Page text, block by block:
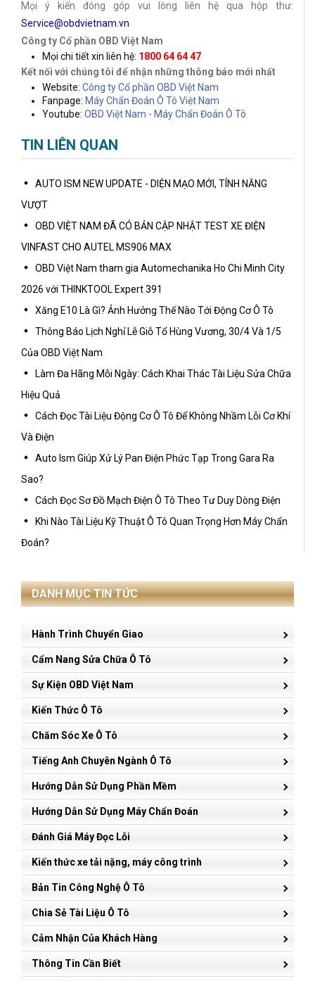
Mọi ý kiến đóng góp vui lòng liên hệ qua hộp thư:
Service@obdvietnam.vn
Công ty Cổ phần OBD Việt Nam
Mọi chi tiết xin liên hệ: 1800 64 64 47
Kết nối với chúng tôi để nhận những thông báo mới nhất
Website: Công ty Cổ phần OBD Việt Nam
Fanpage: Máy Chẩn Đoán Ô Tô Việt Nam
Youtube: OBD Việt Nam - Máy Chẩn Đoán Ô Tô
TIN LIÊN QUAN
AUTO ISM NEW UPDATE - DIỆN MẠO MỚI, TÍNH NĂNG
VƯỢT
OBD VIỆT NAM ĐÃ CÓ BẢN CẬP NHẬT TEST XE ĐIỆN
VINFAST CHO AUTEL MS906 MAX
OBD Việt Nam tham gia Automechanika Ho Chi Minh City
2026 với THINKTOOL Expert 391
Xăng E10 Là Gì? Ảnh Hưởng Thế Nào Tới Động Cơ Ô Tô
Thông Báo Lịch Nghỉ Lễ Giỗ Tổ Hùng Vương, 30/4 Và 1/5
Của OBD Việt Nam
Làm Đa Hãng Mỗi Ngày: Cách Khai Thác Tài Liệu Sửa Chữa
Hiệu Quả
Cách Đọc Tài Liệu Động Cơ Ô Tô Để Không Nhầm Lỗi Cơ Khí
Và Điện
Auto Ism Giúp Xử Lý Pan Điện Phức Tạp Trong Gara Ra
Sao?
Cách Đọc Sơ Đồ Mạch Điện Ô Tô Theo Tư Duy Dòng Điện
Khi Nào Tài Liệu Kỹ Thuật Ô Tô Quan Trọng Hơn Máy Chẩn
Đoán?
DANH MỤC TIN TỨC
Hành Trình Chuyển Giao
Cẩm Nang Sửa Chữa Ô Tô
Sự Kiện OBD Việt Nam
Kiến Thức Ô Tô
Chăm Sóc Xe Ô Tô
Tiếng Anh Chuyên Ngành Ô Tô
Hướng Dẫn Sử Dụng Phần Mềm
Hướng Dẫn Sử Dụng Máy Chẩn Đoán
Đánh Giá Máy Đọc Lỗi
Kiến thức xe tải nặng, máy công trình
Bản Tin Công Nghệ Ô Tô
Chia Sẻ Tài Liệu Ô Tô
Cảm Nhận Của Khách Hàng
Thông Tin Cần Biết